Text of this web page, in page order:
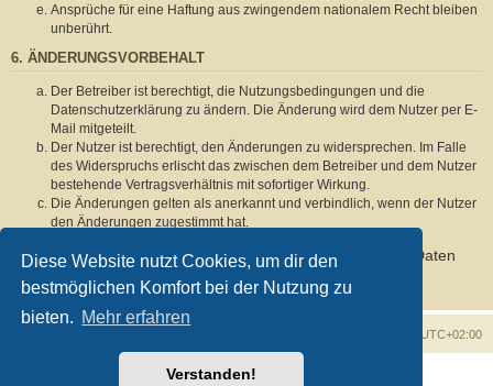
Diese Website nutzt Cookies, um dir den
bestmöglichen Komfort bei der Nutzung zu
bieten. Mehr erfahren
Verstanden!
Ansprüche für eine Haftung aus zwingendem nationalem Recht bleiben
unberührt.
6. ÄNDERUNGSVORBEHALT
Der Betreiber ist berechtigt, die Nutzungsbedingungen und die
Datenschutzerklärung zu ändern. Die Änderung wird dem Nutzer per E-
Mail mitgeteilt.
Der Nutzer ist berechtigt, den Änderungen zu widersprechen. Im Falle
des Widerspruchs erlischt das zwischen dem Betreiber und dem Nutzer
bestehende Vertragsverhältnis mit sofortiger Wirkung.
Die Änderungen gelten als anerkannt und verbindlich, wenn der Nutzer
den Änderungen zugestimmt hat.
Informationen über den Umgang mit deinen persönlichen Daten
sind in der Datenschutzerklärung enthalten.
UTC+02:00
Powered byphpBB® Forum Software © phpBB Limited